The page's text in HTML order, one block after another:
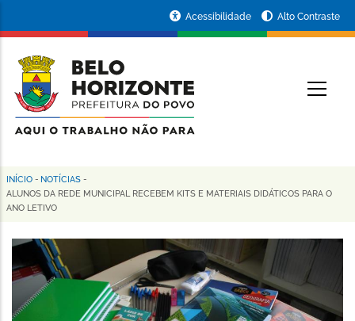
conteúdo
principal
da
Prefeitura
de
Horizonte
Acessibilidade Alto Contraste
Trilha
de
navegação
INÍCIO - NOTÍCIAS -
ALUNOS DA REDE MUNICIPAL RECEBEM KITS E MATERIAIS DIDÁTICOS PARA O
ANO LETIVO